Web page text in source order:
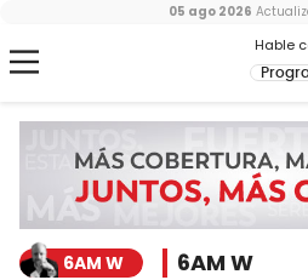
Hable
05 ago 2026
6AM W 6AM W